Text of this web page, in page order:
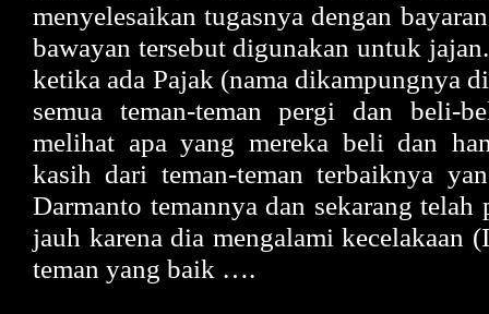
menyelesaikan tugasnya dengan
bawayan tersebut digunakan untuk
ketika ada Pajak (nama dikampungnya
semua teman-teman pergi dan beli-
melihat apa yang mereka beli dan
kasih dari teman-teman terbaiknya
Darmanto temannya dan sekarang
jauh karena dia mengalami kecelakaan
teman yang baik ….